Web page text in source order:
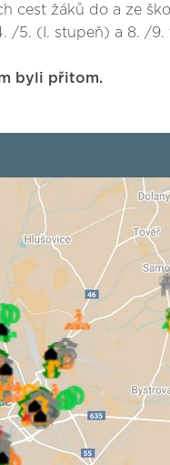
cest žáků do a ze
/5. (I. stupeň) a 8. /9.
byli přitom.